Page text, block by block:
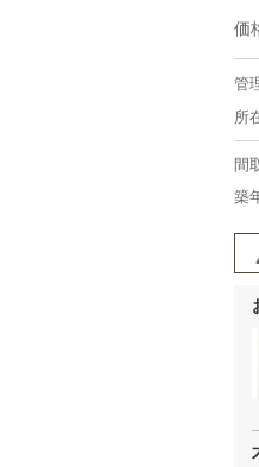
価
管
所
間
築